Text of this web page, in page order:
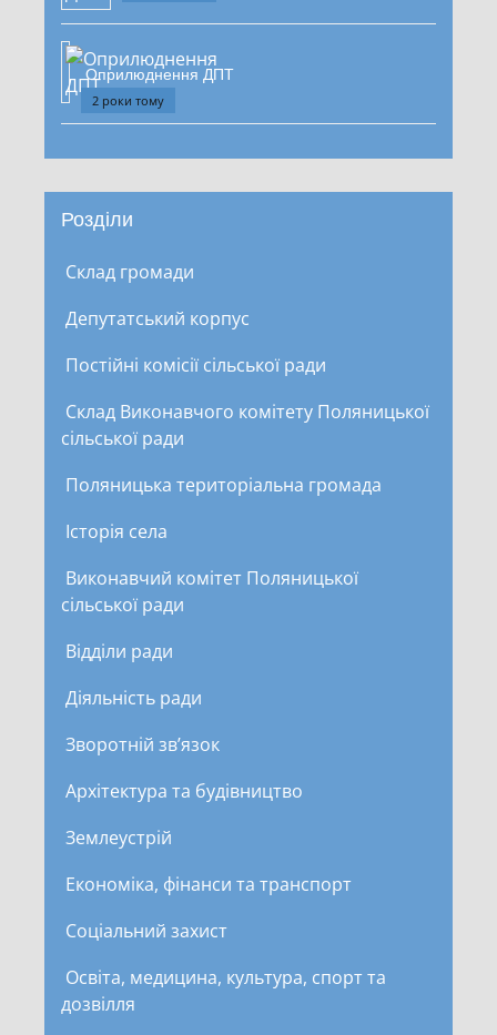
Оприлюднення ДПТ
2 роки тому
Розділи
Склад громади
Депутатський корпус
Постійні комісії сільської ради
Склад Виконавчого комітету Поляницької
сільської ради
Поляницька територіальна громада
Історія села
Виконавчий комітет Поляницької
сільської ради
Відділи ради
Діяльність ради
Зворотній зв’язок
Архітектура та будівництво
Землеустрій
Економіка, фінанси та транспорт
Соціальний захист
Освіта, медицина, культура, спорт та
дозвілля